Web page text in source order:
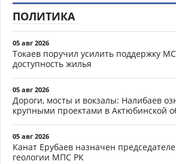
ПОЛИТИКА
05 авг 2026
Токаев поручил усилить поддержку
доступность жилья
05 авг 2026
Дороги, мосты и вокзалы: Налибаев
крупными проектами в Актюбинской
05 авг 2026
Канат Ерубаев назначен
геологии МПС РК